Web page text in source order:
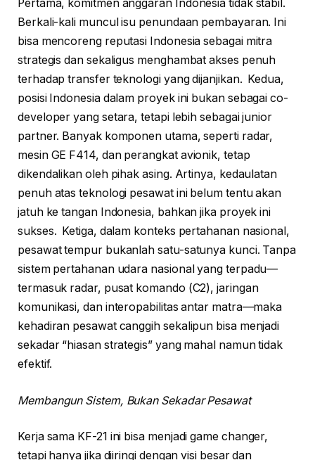
Pertama, komitmen anggaran Indonesia tidak stabil.
Berkali-kali muncul isu penundaan pembayaran. Ini
bisa mencoreng reputasi Indonesia sebagai mitra
strategis dan sekaligus menghambat akses penuh
terhadap transfer teknologi yang dijanjikan. Kedua,
posisi Indonesia dalam proyek ini bukan sebagai co-
developer yang setara, tetapi lebih sebagai junior
partner. Banyak komponen utama, seperti radar,
mesin GE F414, dan perangkat avionik, tetap
dikendalikan oleh pihak asing. Artinya, kedaulatan
penuh atas teknologi pesawat ini belum tentu akan
jatuh ke tangan Indonesia, bahkan jika proyek ini
sukses. Ketiga, dalam konteks pertahanan nasional,
pesawat tempur bukanlah satu-satunya kunci. Tanpa
sistem pertahanan udara nasional yang terpadu—
termasuk radar, pusat komando (C2), jaringan
komunikasi, dan interopabilitas antar matra—maka
kehadiran pesawat canggih sekalipun bisa menjadi
sekadar “hiasan strategis” yang mahal namun tidak
efektif.
Membangun Sistem, Bukan Sekadar Pesawat
Kerja sama KF-21 ini bisa menjadi game changer,
tetapi hanya jika diiringi dengan visi besar dan